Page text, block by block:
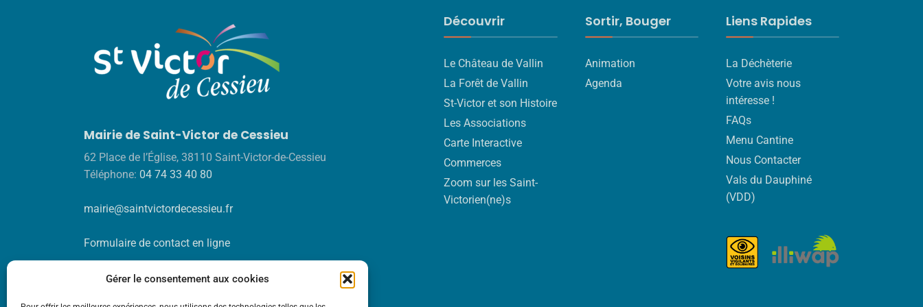
Gérer le consentement aux cookies
Mairie de Saint-Victor de Cessieu
62 Place de l’Église, 38110 Saint-Victor-de-Cessieu
Téléphone: 04 74 33 40 80
mairie@saintvictordecessieu.fr
Formulaire de contact en ligne
Découvrir
Le Château de Vallin
La Forêt de Vallin
St-Victor et son Histoire
Les Associations
Carte Interactive
Commerces
Zoom sur les Saint-
Victorien(ne)s
Sortir, Bouger
Animation
Agenda
Liens Rapides
La Déchèterie
Votre avis nous
intéresse !
FAQs
Menu Cantine
Nous Contacter
Vals du Dauphiné
(VDD)